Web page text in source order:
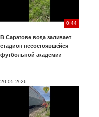
0:44
В Саратове вода заливает
стадион несостоявшейся
футбольной академии
20.05.2026